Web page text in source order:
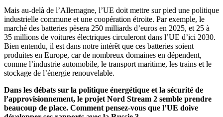
Mais au-delà de l’Allemagne, l’UE doit mettre sur pied une politique
industrielle commune et une coopération étroite. Par exemple, le
marché des batteries pèsera 250 milliards d’euros en 2025, et 25 à
35 millions de voitures électriques circuleront dans l’UE d’ici 2030.
Bien entendu, il est dans notre intérêt que ces batteries soient
produites en Europe, car de nombreux domaines en dépendent,
comme l’industrie automobile, le transport maritime, les trains et le
stockage de l’énergie renouvelable.
Dans les débats sur la politique énergétique et la sécurité de
l’approvisionnement, le projet Nord Stream 2 semble prendre
beaucoup de place. Comment pensez-vous que l’UE doive